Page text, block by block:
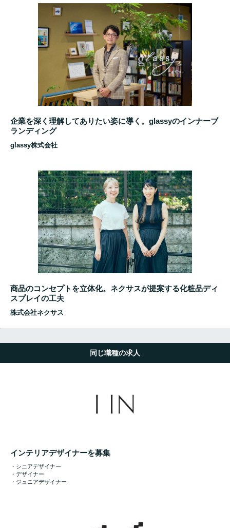
企業を深く理解してありたい姿に導く。glassyのインナーブ
ランディング
glassy株式会社
商品のコンセプトを立体化。ネクサスが提案する化粧品ディ
スプレイの工夫
株式会社ネクサス
同じ職種の求人
インテリアデザイナーを募集
・シニアデザイナー
・デザイナー
・ジュニアデザイナー